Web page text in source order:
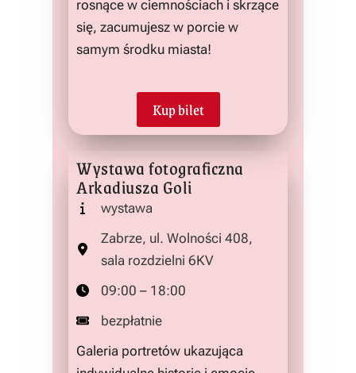
rosnące w ciemnościach i skrzące
się, zacumujesz w porcie w
samym środku miasta!
Kup bilet
Wystawa fotograficzna
Arkadiusza Goli
wystawa
Zabrze, ul. Wolności 408,
sala rozdzielni 6KV
09:00 – 18:00
bezpłatnie
Galeria portretów ukazująca